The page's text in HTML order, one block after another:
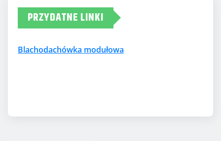
PRZYDATNE LINKI
Blachodachówka modułowa